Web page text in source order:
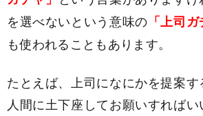
を選べないという意味の 「上司ガ
も使われることもあります。
たとえば、上司になにかを提案
人間に土下座してお願いすればい